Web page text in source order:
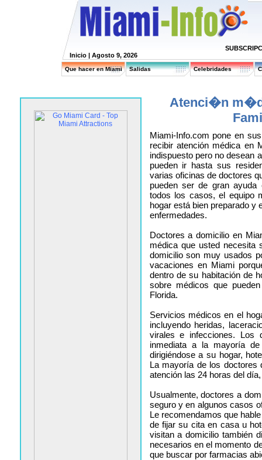
Inicio | Agosto 9, 2026
Que hacer en Miami Salidas Celebridades
Atenci�n
Miami-Info.com pone en
recibir atención médica en
indispuesto pero no desean
pueden ir hasta sus
varias oficinas de doctores
pueden ser de gran ayuda
todos los casos, el equipo
hogar está bien preparado y
enfermedades.
Doctores a domicilio en
médica que usted
domicilio son muy usados
vacaciones en Miami
dentro de su habitación de
sobre médicos que
Florida.
Servicios médicos en el
incluyendo heridas,
virales e infecciones. Los
inmediata a la mayoría
dirigiéndose a su hogar,
La mayoría de los doctores
atención las 24 horas del
Usualmente, doctores a
seguro y en algunos casos
Le recomendamos que
de fijar su cita en casa u
visitan a domicilio también
necesarios en el momento
que buscar por farmacias